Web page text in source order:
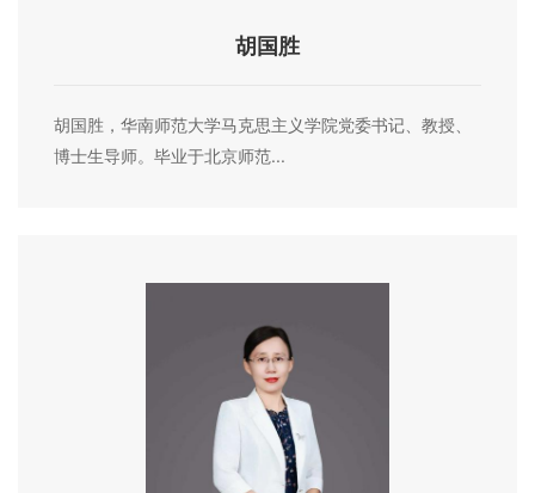
胡国胜
胡国胜，华南师范大学马克思主义学院党委书记、教授、
博士生导师。毕业于北京师范...